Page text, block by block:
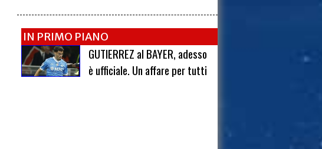
IN PRIMO PIANO
GUTIERREZ al BAYER, adesso
è ufficiale. Un affare per tutti